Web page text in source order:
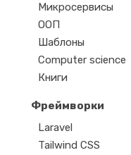
Микросервисы
ООП
Шаблоны
Computer science
Книги
Фреймворки
Laravel
Tailwind CSS